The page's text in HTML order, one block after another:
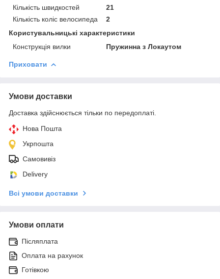
Кількість швидкостей
21
Кількість коліс велосипеда
2
Користувальницькі характеристики
Конструкція вилки
Пружинна з Локаутом
Приховати
Умови доставки
Доставка здійснюється тільки по передоплаті.
Нова Пошта
Укрпошта
Самовивіз
Delivery
Всі умови доставки
Умови оплати
Післяплата
Оплата на рахунок
Готівкою